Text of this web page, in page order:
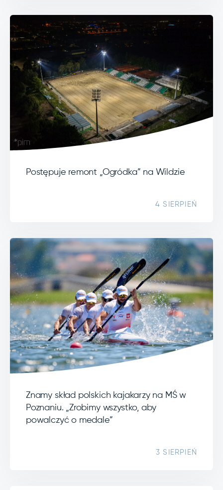
Postępuje remont „Ogródka” na Wildzie
4 SIERPIEŃ
Znamy skład polskich kajakarzy na MŚ w
Poznaniu. „Zrobimy wszystko, aby
powalczyć o medale”
3 SIERPIEŃ